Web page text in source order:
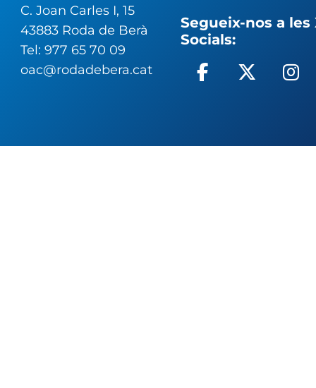
C. Joan Carles I, 15
43883 Roda de Berà
Tel: 977 65 70 09
oac@rodadebera.cat
Segueix-nos a les
Socials: